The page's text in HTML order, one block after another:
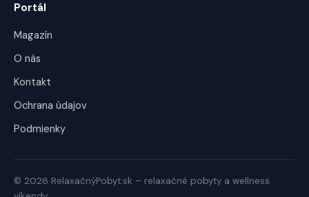
Portál
Magazín
O nás
Kontakt
Ochrana údajov
Podmienky
© 2026 RelaxačnýPobyt.sk – relaxačné pobyty a wellness